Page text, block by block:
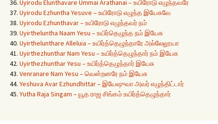
36. Uyirodu Elunthavare Ummai Arathanai – உயிரோடு எழுந்தவரே
37. Uyirodu Ezhuntha Yesuve – உயிரோடு எழுந்த இயேசுவே
38. Uyirodu Ezhunthavar – உயிரோடு எழுந்தவர் நம்
39. Uyirtheluntha Naam Yesu – உயிர்தெழுந்த நம் இயேசு
40. Uyirthelunthare Alleluia – உயிர்த்தெழுந்தாரே அல்லேலூயா
41. Uyirthezhunthar Nam Yesu – உயிர்த்தெழுந்தார் நம் இயேசு
42. Uyirthezhunthar Yesu – உயிர்த்தெழுந்தார் இயேசு
43. Venranare Nam Yesu – வென்றனரே நம் இயேசு
44. Yeshuva Avar Ezhundhittar – இயேஷுவா அவர் எழுந்திட்டார்
45. Yutha Raja Singam – யூத ராஜ சிங்கம் உயிர்த்தெழுந்தார்